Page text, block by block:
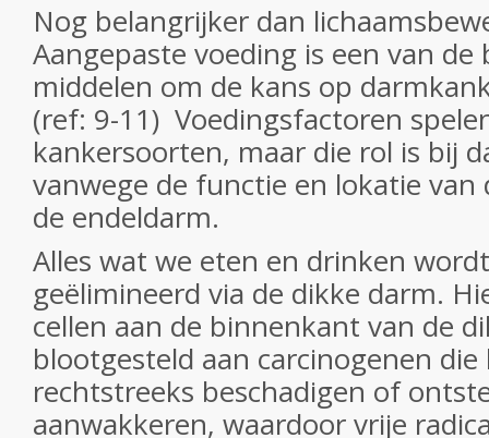
Nog belangrijker dan
Aangepaste voeding is een van de
middelen om de kans op
(ref: 9-11) Voedingsfactoren
kankersoorten, maar die rol is bij
vanwege de functie en lokatie van
de endeldarm.
Alles wat we eten en drinken
geëlimineerd via de dikke darm.
cellen aan de binnenkant van de
blootgesteld aan carcinogenen
rechtstreeks beschadigen of
aanwakkeren, waardoor vrije